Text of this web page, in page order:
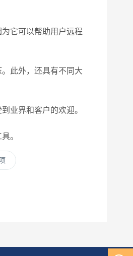
它可以帮助用户远程
此外，还具有不同大
业界和客户的欢迎。
。